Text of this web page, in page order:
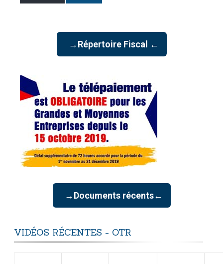
→Répertoire Fiscal ←
→Documents récents←
VIDÉOS RÉCENTES - OTR